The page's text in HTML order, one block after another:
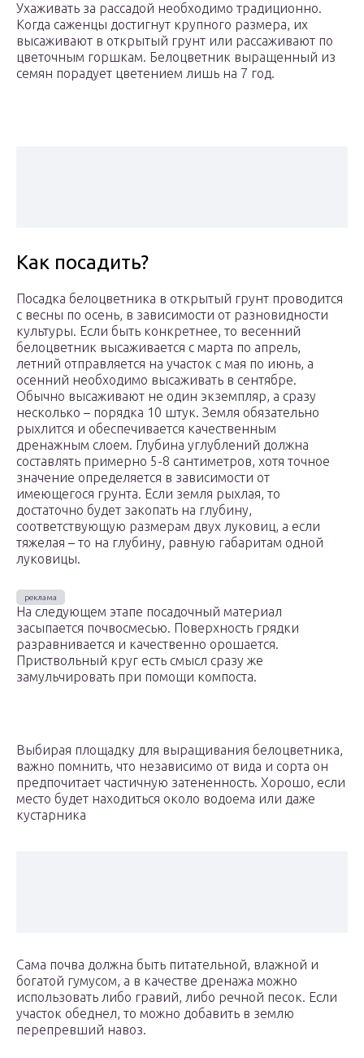
Ухаживать за рассадой необходимо традиционно.
Когда саженцы достигнут крупного размера, их
высаживают в открытый грунт или рассаживают по
цветочным горшкам. Белоцветник выращенный из
семян порадует цветением лишь на 7 год.
Как посадить?
Посадка белоцветника в открытый грунт проводится
с весны по осень, в зависимости от разновидности
культуры. Если быть конкретнее, то весенний
белоцветник высаживается с марта по апрель,
летний отправляется на участок с мая по июнь, а
осенний необходимо высаживать в сентябре.
Обычно высаживают не один экземпляр, а сразу
несколько – порядка 10 штук. Земля обязательно
рыхлится и обеспечивается качественным
дренажным слоем. Глубина углублений должна
составлять примерно 5-8 сантиметров, хотя точное
значение определяется в зависимости от
имеющегося грунта. Если земля рыхлая, то
достаточно будет закопать на глубину,
соответствующую размерам двух луковиц, а если
тяжелая – то на глубину, равную габаритам одной
луковицы.
На следующем этапе посадочный материал
засыпается почвосмесью. Поверхность грядки
разравнивается и качественно орошается.
Приствольный круг есть смысл сразу же
замульчировать при помощи компоста.
Выбирая площадку для выращивания белоцветника,
важно помнить, что независимо от вида и сорта он
предпочитает частичную затененность. Хорошо, если
место будет находиться около водоема или даже
кустарника
Сама почва должна быть питательной, влажной и
богатой гумусом, а в качестве дренажа можно
использовать либо гравий, либо речной песок. Если
участок обеднел, то можно добавить в землю
перепревший навоз.